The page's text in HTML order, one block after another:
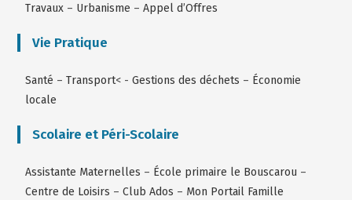
Travaux – Urbanisme –Appel d’Offres
Vie Pratique
Santé –Transport< -Gestions des déchets – Économie
locale
Scolaire et Péri-Scolaire
Assistante Maternelles – École primaire le Bouscarou –
Centre de Loisirs –Club Ados – Mon Portail Famille